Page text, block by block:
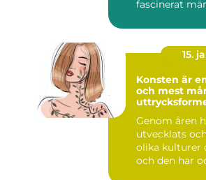
fascinerat
15.
Konsten är
och mest
Genom åren
utvecklats
olika kulturer
och den har